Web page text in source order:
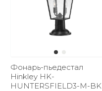
Фонарь-пьедестал
Hinkley HK-
HUNTERSFIELD3-M-BK